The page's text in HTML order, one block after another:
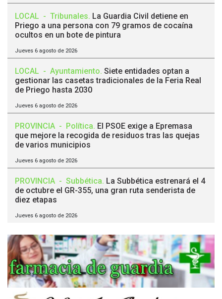
LOCAL - Tribunales. La Guardia Civil detiene en
Priego a una persona con 79 gramos de cocaína
ocultos en un bote de pintura
Jueves 6 agosto de 2026
LOCAL - Ayuntamiento. Siete entidades optan a
gestionar las casetas tradicionales de la Feria Real
de Priego hasta 2030
Jueves 6 agosto de 2026
PROVINCIA - Política. El PSOE exige a Epremasa
que mejore la recogida de residuos tras las quejas
de varios municipios
Jueves 6 agosto de 2026
PROVINCIA - Subbética. La Subbética estrenará el 4
de octubre el GR-355, una gran ruta senderista de
diez etapas
Jueves 6 agosto de 2026